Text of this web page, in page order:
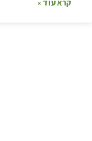
קרא עוד »